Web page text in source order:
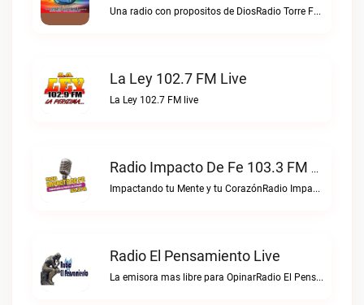
Una radio con propositos de DiosRadio Torre Fuerte live
La Ley 102.7 FM Live
La Ley 102.7 FM live
Radio Impacto De Fe 103.3 FM Live
Impactando tu Mente y tu CorazónRadio Impacto de Fe 103.3 FM live
Radio El Pensamiento Live
La emisora mas libre para OpinarRadio El Pensamiento live